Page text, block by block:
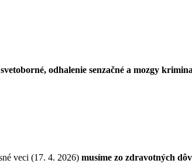
odhalenie senzačné a mozgy
veci (17. 4. 2026) musíme zo zdravotných